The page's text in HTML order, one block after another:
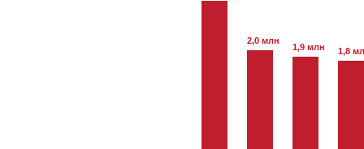
2,0 млн
1,9 млн 1,8